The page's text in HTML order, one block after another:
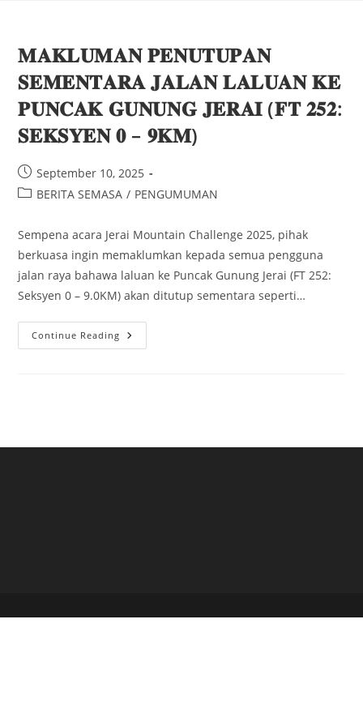
𝐌𝐀𝐊𝐋𝐔𝐌𝐀𝐍 𝐏𝐄𝐍𝐔𝐓𝐔𝐏𝐀𝐍
𝐒𝐄𝐌𝐄𝐍𝐓𝐀𝐑𝐀 𝐉𝐀𝐋𝐀𝐍 𝐋𝐀𝐋𝐔𝐀𝐍 𝐊𝐄
𝐏𝐔𝐍𝐂𝐀𝐊 𝐆𝐔𝐍𝐔𝐍𝐆 𝐉𝐄𝐑𝐀𝐈 (𝐅𝐓 𝟐𝟓𝟐:
𝐒𝐄𝐊𝐒𝐘𝐄𝐍 𝟎 – 𝟗𝐊𝐌)
September 10, 2025
BERITA SEMASA / PENGUMUMAN
Sempena acara Jerai Mountain Challenge 2025, pihak
berkuasa ingin memaklumkan kepada semua pengguna
jalan raya bahawa laluan ke Puncak Gunung Jerai (FT 252:
Seksyen 0 – 9.0KM) akan ditutup sementara seperti…
Continue Reading